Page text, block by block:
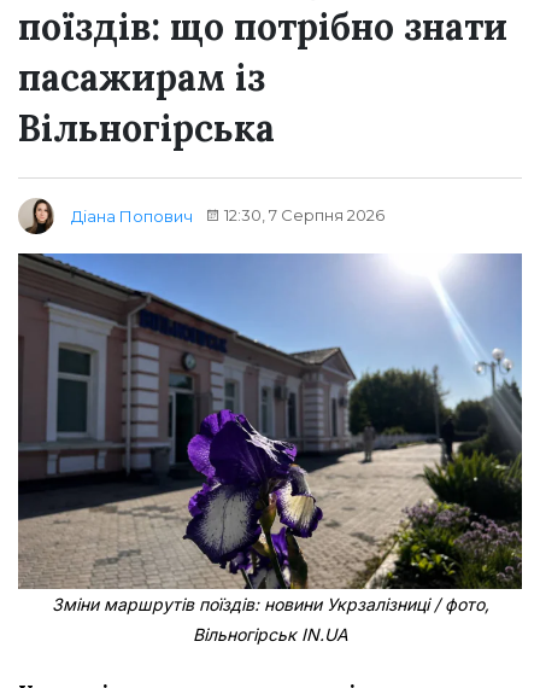
поїздів: що потрібно знати
пасажирам із
Вільногірська
Діана Попович 12:30, 7 Серпня 2026
Зміни маршрутів поїздів: новини Укрзалізниці / фото,
Вільногірськ IN.UA